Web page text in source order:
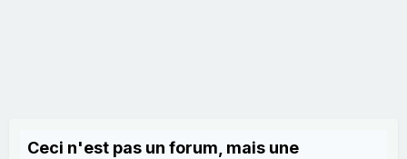
Ceci n'est pas un forum, mais une